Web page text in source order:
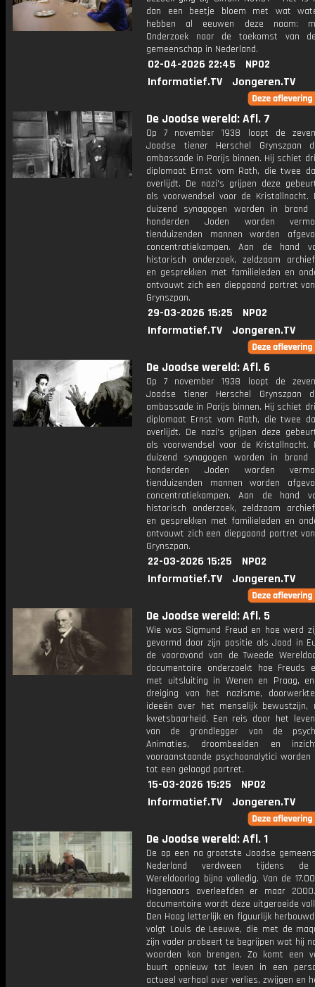
dan een beetje bloem met wat
hebben al eeuwen deze naam:
Onderzoek naar de toekomst van
gemeenschap in Nederland.
02-04-2026 22:45
NPO2
Informatief.TV
Jongeren.TV
De Joodse wereld: Afl. 7
Op 7 november 1938 loopt de
Joodse tiener Herschel Grynszpan
ambassade in Parijs binnen. Hij schiet
diplomaat Ernst vom Rath, die twee
overlijdt. De nazi's grijpen deze
als voorwendsel voor de Kristallnacht.
duizend synagogen worden in brand
honderden Joden worden
tienduizenden mannen worden
concentratiekampen. Aan de hand
historisch onderzoek, zeldzaam
en gesprekken met familieleden en
ontvouwt zich een diepgaand portret
Grynszpan.
29-03-2026 15:25
NPO2
Informatief.TV
Jongeren.TV
De Joodse wereld: Afl. 6
Op 7 november 1938 loopt de
Joodse tiener Herschel Grynszpan
ambassade in Parijs binnen. Hij schiet
diplomaat Ernst vom Rath, die twee
overlijdt. De nazi's grijpen deze
als voorwendsel voor de Kristallnacht.
duizend synagogen worden in brand
honderden Joden worden
tienduizenden mannen worden
concentratiekampen. Aan de hand
historisch onderzoek, zeldzaam
en gesprekken met familieleden en
ontvouwt zich een diepgaand portret
Grynszpan.
22-03-2026 15:25
NPO2
Informatief.TV
Jongeren.TV
De Joodse wereld: Afl. 5
Wie was Sigmund Freud en hoe werd
gevormd door zijn positie als Jood in
de vooravond van de Tweede
documentaire onderzoekt hoe Freuds
met uitsluiting in Wenen en Praag,
dreiging van het nazisme,
ideeën over het menselijk bewustzijn,
kwetsbaarheid. Een reis door het
van de grondlegger van de
Animaties, droombeelden en
vooraanstaande psychoanalytici worden
tot een gelaagd portret.
15-03-2026 15:25
NPO2
Informatief.TV
Jongeren.TV
De Joodse wereld: Afl. 1
De op een na grootste Joodse
Nederland verdween tijdens de
Wereldoorlog bijna volledig. Van de
Hagenaars overleefden er maar
documentaire wordt deze uitgeroeide
Den Haag letterlijk en figuurlijk
volgt Louis de Leeuwe, die met de
zijn vader probeert te begrijpen wat hij
woorden kon brengen. Zo komt een
buurt opnieuw tot leven in een
actueel verhaal over verlies, zwijgen en